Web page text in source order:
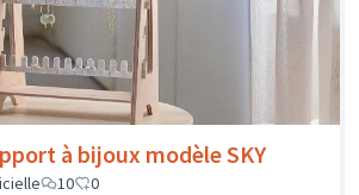
à bijoux modèle SKY
10 0